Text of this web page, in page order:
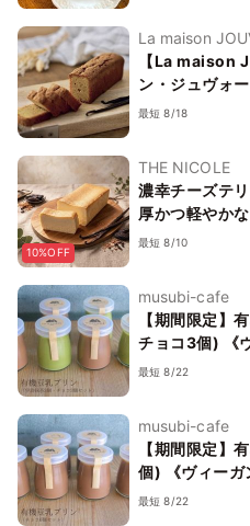
La maison
ヴォー）
【La maison
ン・ジュヴォ
最短 8/18
10%OFF
THE NICOLE
濃幸チーズテリーヌ 〜トンカ
厚かつ軽やか
テンフリー
最短 8/10
musubi-cafe
【期間限定】
チョコ3個) 《
《グルテンフリ
最短 8/22
musubi-cafe
【期間限定】
個) 《ヴィーガ
フリー》
最短 8/22